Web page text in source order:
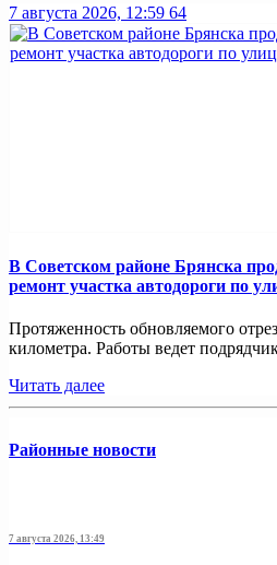
7 августа 2026, 12:59 64
В Советском районе Брянска
ремонт участка автодороги по
Протяженность обновляемого
километра. Работы ведет
Читать далее
Районные новости
7 августа 2026, 13:49